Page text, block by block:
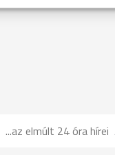
...az elmúlt 24 óra hírei